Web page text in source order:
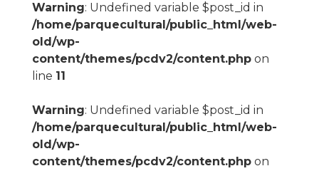
Warning: Undefined variable $post_id in
/home/parquecultural/public_html/web-
old/wp-
content/themes/pcdv2/content.phpon
line 11
Warning: Undefined variable $post_id in
/home/parquecultural/public_html/web-
old/wp-
content/themes/pcdv2/content.phpon